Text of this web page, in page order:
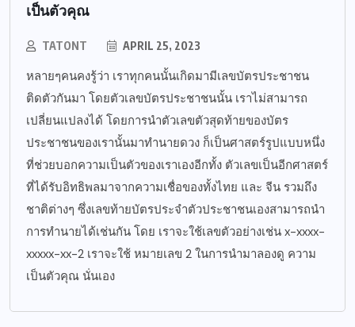
เป็นตัวคุณ
TATONT APRIL 25, 2023
หลายๆคนคงรู้ว่า เราทุกคนนั้นเกิดมามีเลขบัตรประชาชน
ติดตัวกันมา โดยตัวเลขบัตรประชาชนนั้น เราไม่สามารถ
เปลี่ยนแปลงได้ โดยการนำตัวเลขตัวสุดท้ายของบัตร
ประชาชนของเรานั้นมาทำนายดวง ก็เป็นศาสตร์รูปแบบหนึ่ง
ที่ช่วยบอกความเป็นตัวของเราเองอีกทั้ง ตัวเลขเป็นอีกศาสตร์
ที่ได้รับอิทธิพลมาจากความเชื่อของทั้งไทย และ จีน รวมถึง
ชาติต่างๆ ซึ่งเลขท้ายบัตรประจำตัวประชาชนเองสามารถนำ
การทำนายได้เช่นกัน โดย เราจะใช้เลขตัวอย่างเช่น x-xxxx-
xxxxx-xx-2 เราจะใช้ หมายเลข 2 ในการนำมาลองดู ความ
เป็นตัวคุณ นั่นเอง